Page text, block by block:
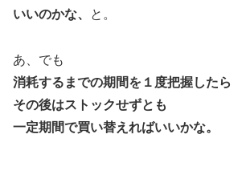
いいのかな、
と。
あ、でも
消耗するまでの期間を１度把握したら
その後はストックせずとも
一定期間で買い替えればいいかな。